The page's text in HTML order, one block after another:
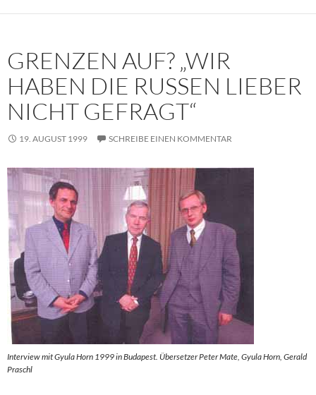
GRENZEN AUF? „WIR
HABEN DIE RUSSEN LIEBER
NICHT GEFRAGT“
19. AUGUST 1999 SCHREIBE EINEN KOMMENTAR
Interview mit Gyula Horn 1999 in Budapest. Übersetzer Peter Mate, Gyula Horn, Gerald
Praschl